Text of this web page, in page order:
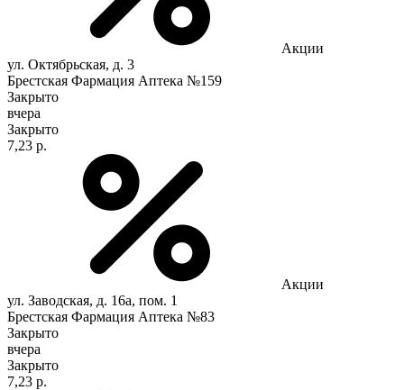
Акции
ул. Октябрьская, д. 3
Брестская Фармация Аптека №159
Закрыто
вчера
Закрыто
7,23 р.
Акции
ул. Заводская, д. 16а, пом. 1
Брестская Фармация Аптека №83
Закрыто
вчера
Закрыто
7,23 р.